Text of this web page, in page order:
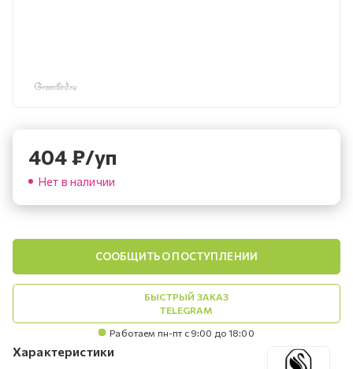
404₽/уп
Нет в наличии
СООБЩИТЬ О ПОСТУПЛЕНИИ
БЫСТРЫЙ ЗАКАЗ
TELEGRAM
Работаем пн-пт с 9:00 до 18:00
Характеристики